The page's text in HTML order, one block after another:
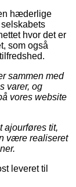
hæderlige
hvor det er
som også
sammen med
varer, og
vores website
ajourføres tit,
være realiseret
leveret til